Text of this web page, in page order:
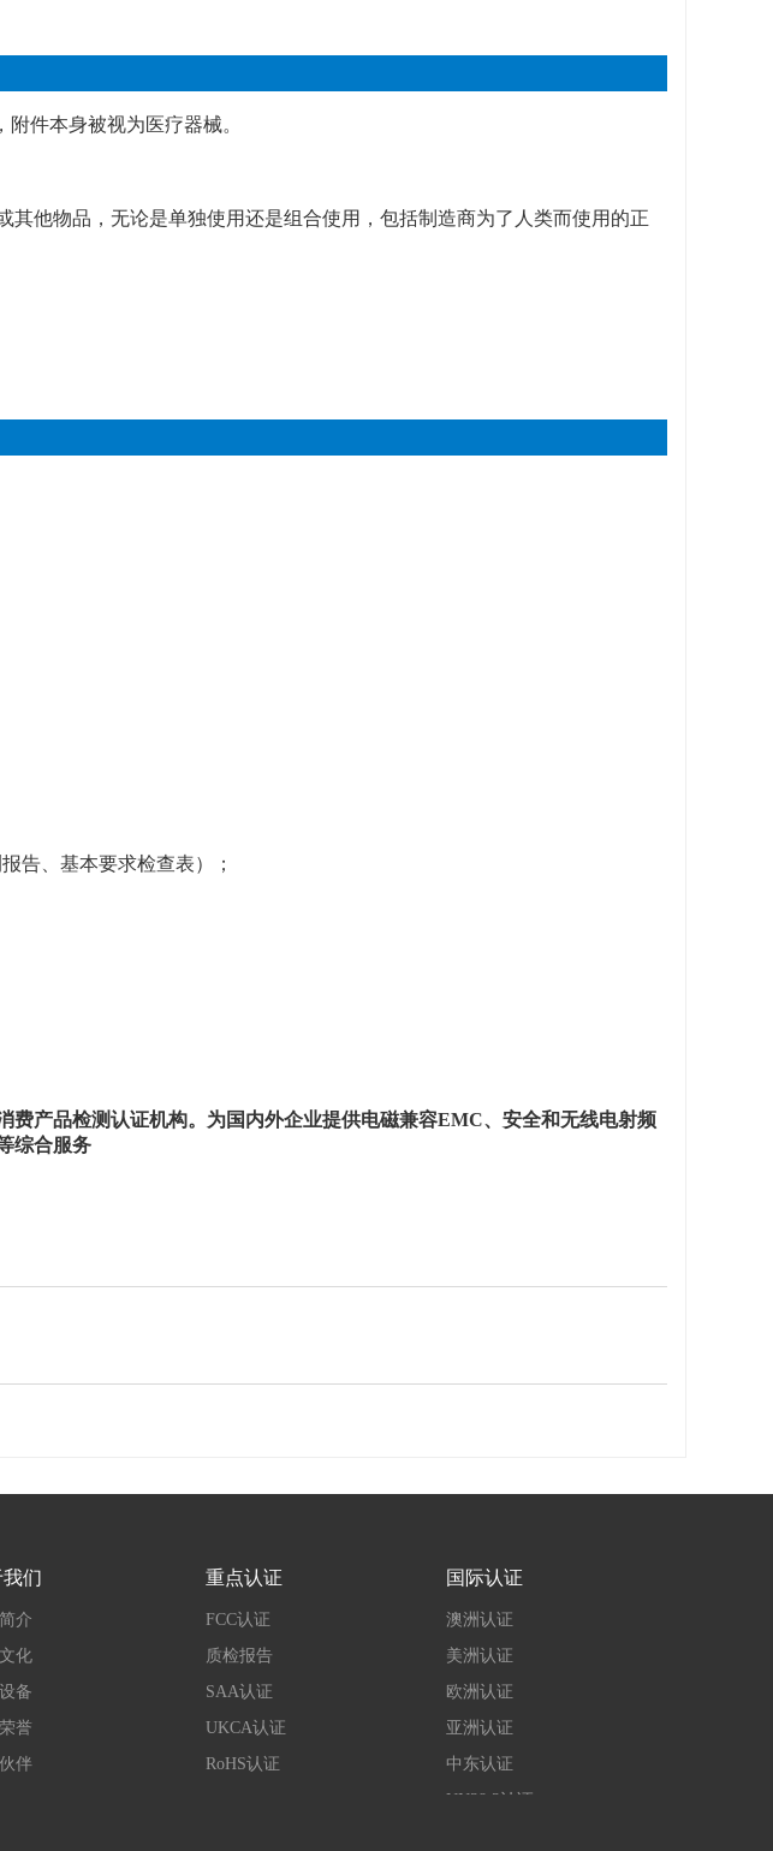
件本身被视为医疗器械。
其他物品，无论是单独使用还是组合使用，包括制造商为了人类而使用的正
告、基本要求检查表）；
产品检测认证机构。为国内外企业提供电磁兼容EMC、安全和无线电射频
综合服务
们
介
化
备
誉
伴
重点认证
FCC认证
质检报告
SAA认证
UKCA认证
RoHS认证
国际认证
澳洲认证
美洲认证
欧洲认证
亚洲认证
中东认证
UN38.3认证